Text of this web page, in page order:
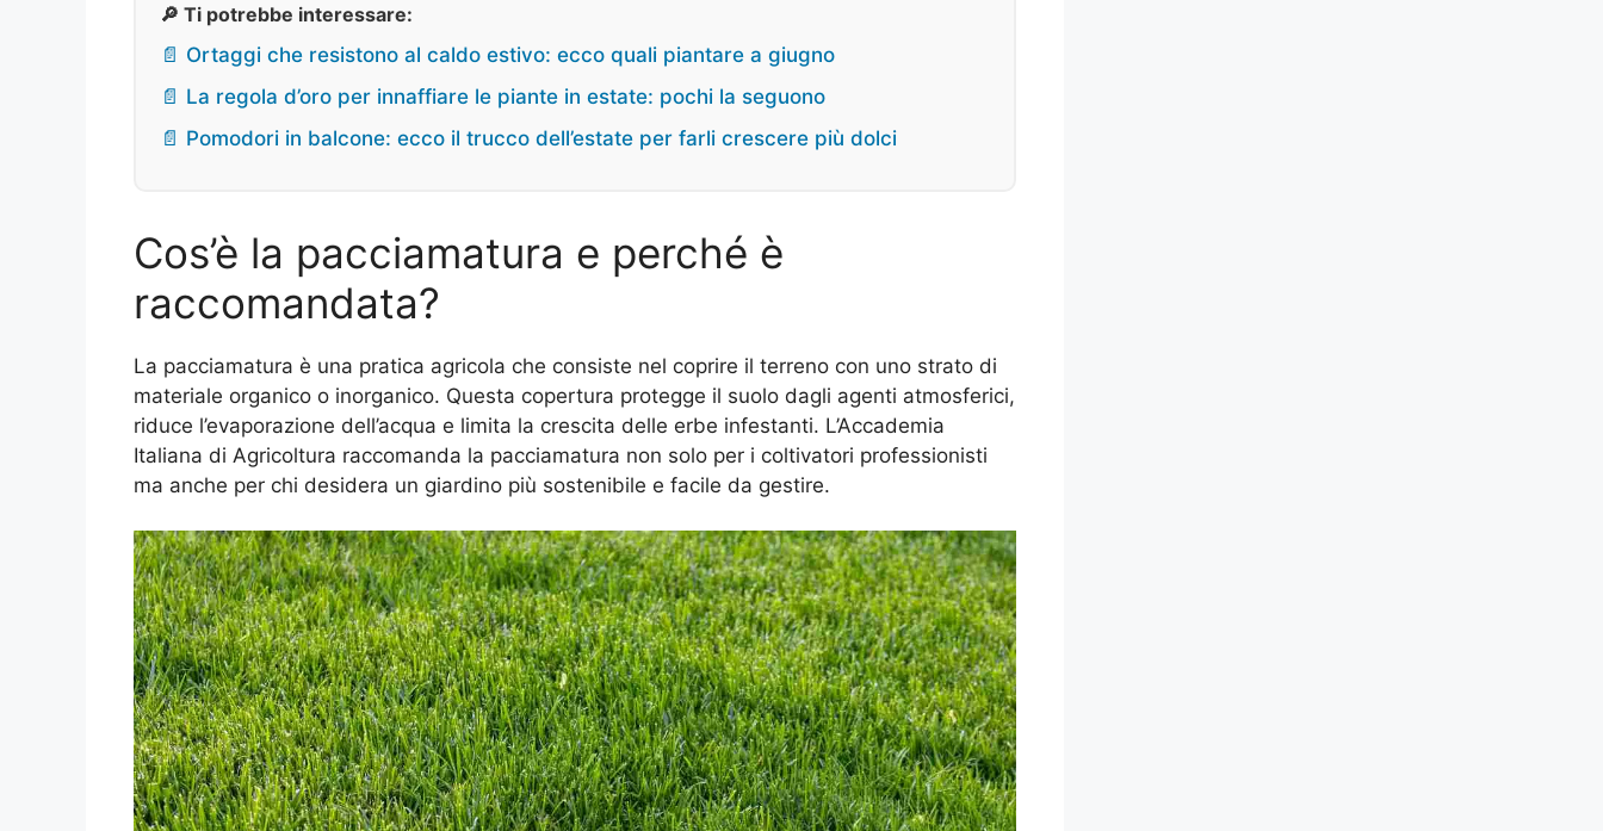
🔎 Ti potrebbe interessare:
📄 Ortaggi che resistono al caldo estivo: ecco quali piantare a giugno
📄 La regola d’oro per innaffiare le piante in estate: pochi la seguono
📄 Pomodori in balcone: ecco il trucco dell’estate per farli crescere più dolci
Cos’è la pacciamatura e perché è
raccomandata?
La pacciamatura è una pratica agricola che consiste nel coprire il terreno con uno strato di
materiale organico o inorganico. Questa copertura protegge il suolo dagli agenti atmosferici,
riduce l’evaporazione dell’acqua e limita la crescita delle erbe infestanti. L’Accademia
Italiana di Agricoltura raccomanda la pacciamatura non solo per i coltivatori professionisti
ma anche per chi desidera un giardino più sostenibile e facile da gestire.